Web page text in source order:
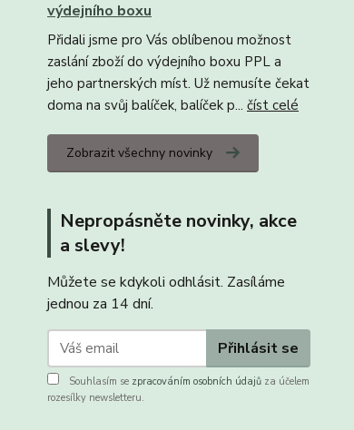
výdejního boxu
Přidali jsme pro Vás oblíbenou možnost
zaslání zboží do výdejního boxu PPL a
jeho partnerských míst. Už nemusíte čekat
doma na svůj balíček, balíček p... číst celé
Zobrazit všechny novinky
Nepropásněte novinky, akce
a slevy!
Můžete se kdykoli odhlásit. Zasíláme
jednou za 14 dní.
Přihlásit se
Souhlasím se zpracováním osobních údajů za účelem
rozesílky newsletteru.